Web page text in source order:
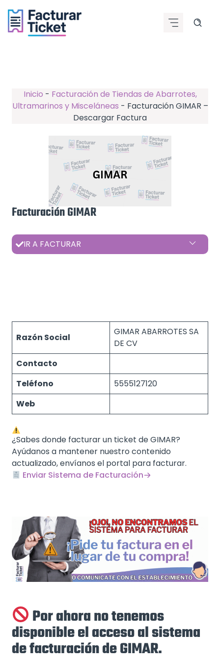
contenido
Inicio - Facturación de Tiendas de Abarrotes,
Ultramarinos y Misceláneas - Facturación GIMAR –
Descargar Factura
Facturación GIMAR
IR A FACTURAR
Razón Social
GIMAR ABARROTES SA
DE CV
Contacto
Teléfono
5555127120
Web
¿Sabes donde facturar un ticket de GIMAR?
Ayúdanos a mantener nuestro contenido
actualizado, envíanos el portal para facturar.
Enviar Sistema de Facturación
Por ahora no tenemos
disponible el acceso al sistema
de facturación de GIMAR.